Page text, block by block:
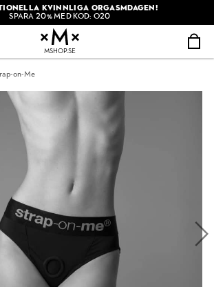
KVINNLIGA ORGASMDAGEN!
SPARA 20% MED KOD: O20
MSHOP.SE
on-Me